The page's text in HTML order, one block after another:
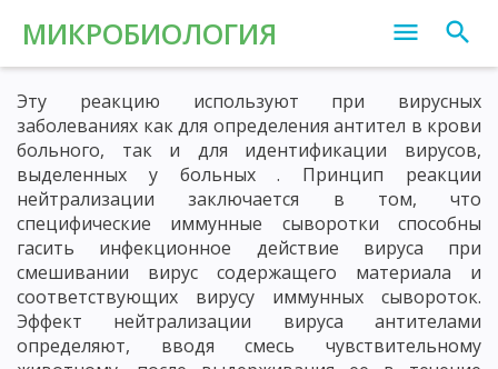
МИКРОБИОЛОГИЯ
Эту реакцию используют при вирусных
заболеваниях как для определения антител в крови
больного, так и для идентификации вирусов,
выделенных у больных . Принцип реакции
нейтрализации заключается в том, что
специфические иммунные сыворотки способны
гасить инфекционное действие вируса при
смешивании вирус содержащего материала и
соответствующих вирусу иммунных сывороток.
Эффект нейтрализации вируса антителами
определяют, вводя смесь чувствительному